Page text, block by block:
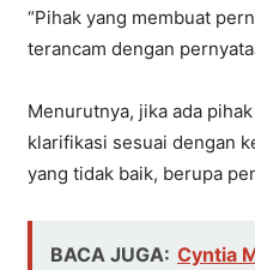
“Pihak yang membuat
terancam dengan
Menurutnya, jika ada
klarifikasi sesuai dengan
yang tidak baik, berupa
BACA JUGA: Cyntia